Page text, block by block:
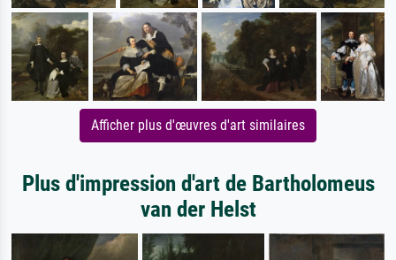
Afficher plus d'œuvres d'art similaires
Plus d'impression d'art de Bartholomeus
van der Helst